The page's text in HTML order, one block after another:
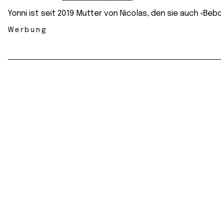
Yonni ist seit 2019 Mutter von Nicolas, den sie auch
Werbung